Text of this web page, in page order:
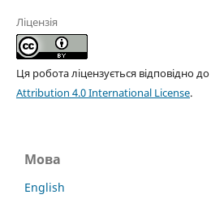
Ліцензія
Ця робота ліцензується відповідно до
Attribution 4.0 International License.
Мова
English